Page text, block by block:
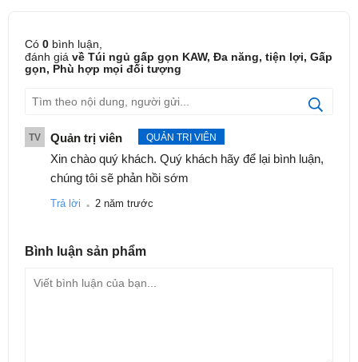
Có 0 bình luận,
đánh giá về Túi ngủ gấp gọn KAW, Đa năng, tiện lợi, Gấp
gọn, Phù hợp mọi đối tượng
TV Quản trị viên QUẢN TRỊ VIÊN
Xin chào quý khách. Quý khách hãy để lại bình luận,
chúng tôi sẽ phản hồi sớm
Trả lời . 2 năm trước
Bình luận sản phẩm